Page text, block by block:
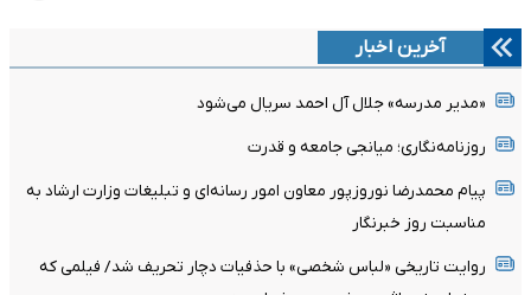
آخرین اخبار
«مدیر مدرسه» جلال آل احمد سریال می‌شود
روزنامه‌نگاری؛ میانجی جامعه و قدرت
پیام محمدرضا نوروزپور معاون امور رسانه‌ای و تبلیغات وزارت ارشاد به
مناسبت روز خبرنگار
روایت تاریخی «لباس شخصی» با حذفیات دچار تحریف شد/ فیلمی که